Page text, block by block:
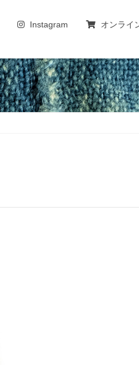
Instagram オンライ